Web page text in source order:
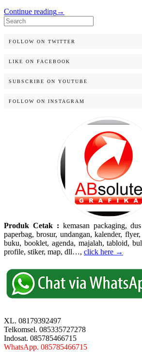
Continue reading→
Search
for:
FOLLOW ON TWITTER
LIKE ON FACEBOOK
SUBSCRIBE ON YOUTUBE
FOLLOW ON INSTAGRAM
Produk Cetak : kemasan packaging,
paperbag, brosur, undangan, kalender,
buku, booklet, agenda, majalah, tabloid,
profile, stiker, map, dll…, click here →
XL. 08179392497
Telkomsel. 085335727278
Indosat. 085785466715
WhatsApp. 085785466715